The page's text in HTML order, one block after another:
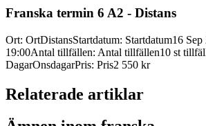
Franska termin 6 A2 - Distans
Ort: OrtDistansStartdatum: Startdatum16 Sep
19:00Antal tillfällen: Antal tillfällen10 st
DagarOnsdagarPris: Pris2 550 kr
Relaterade artiklar